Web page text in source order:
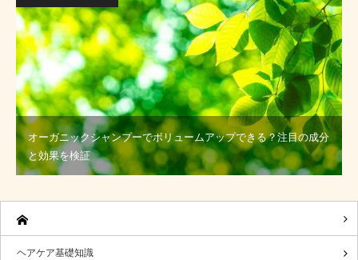
オーガニックシャンプーでボリュームアップできる？注目の成分
と効果を検証
ヘアケア基礎知識